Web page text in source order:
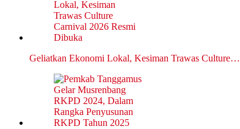
Geliatkan Ekonomi Lokal, Kesiman Trawas Culture…